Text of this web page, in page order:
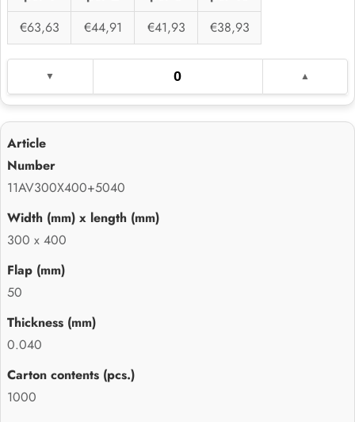
€63,63
€44,91 €41,93 €38,93
11AV300X400+5040
300 x 400
50
0.040
1000